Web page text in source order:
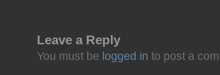
Leave a Reply
You must be logged in to post a